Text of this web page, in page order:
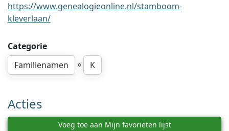
https://www.genealogieonline.nl/stamboom-
kleverlaan/
Categorie
Familienamen
» K
Acties
Voeg toe aan Mijn favorieten lijst